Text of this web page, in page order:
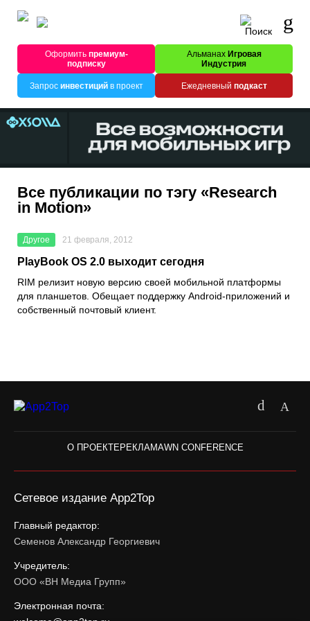
Оформитьпремиум-
подписку
Альманах Игровая
Индустрия
Запрос инвестицийв проект Ежедневный подкаст
Все публикации по тэгу «Research
in Motion»
Другое 21 февраля, 2012
PlayBook OS 2.0 выходит сегодня
RIM релизит новую версию своей мобильной платформы
для планшетов. Обещает поддержку Android-приложений и
собственный почтовый клиент.
О ПРОЕКТЕ РЕКЛАМАWN CONFERENCE
Сетевое издание App2Top
Главный редактор:
Семенов Александр Георгиевич
Учредитель:
ООО «ВН Медиа Групп»
Электронная почта: